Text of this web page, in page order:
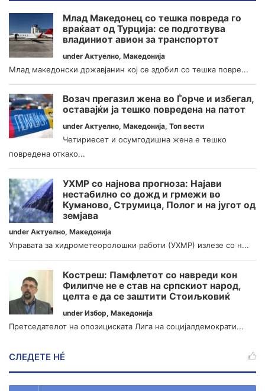
Млад Македонец со тешка повреда го
враќаат од Турција: се подготвува
владиниот авион за транспортот
under Актуелно, Македонија
Млад македонски државјанин кој се здобил со тешка повре...
Возач прегазил жена во Ѓорче и избегал,
оставајќи ја тешко повредена на патот
under Актуелно, Македонија, Топ вести
Четириесет и осумгодишна жена е тешко
повредена откако...
УХМР со најнова прогноза: Најави
нестабилно со дожд и грмежи во
Куманово, Струмица, Полог и на југот од
земјава
under Актуелно, Македонија
Управата за хидрометеоролошки работи (УХМР) излезе со н...
Костреш: Памфлетот со навреди кон
Филипче не е став на српскиот народ,
целта е да се заштити Стоиљковиќ
under Избор, Македонија
Претседателот на опозициската Лига на социјалдемократи...
СЛЕДЕТЕ НÉ